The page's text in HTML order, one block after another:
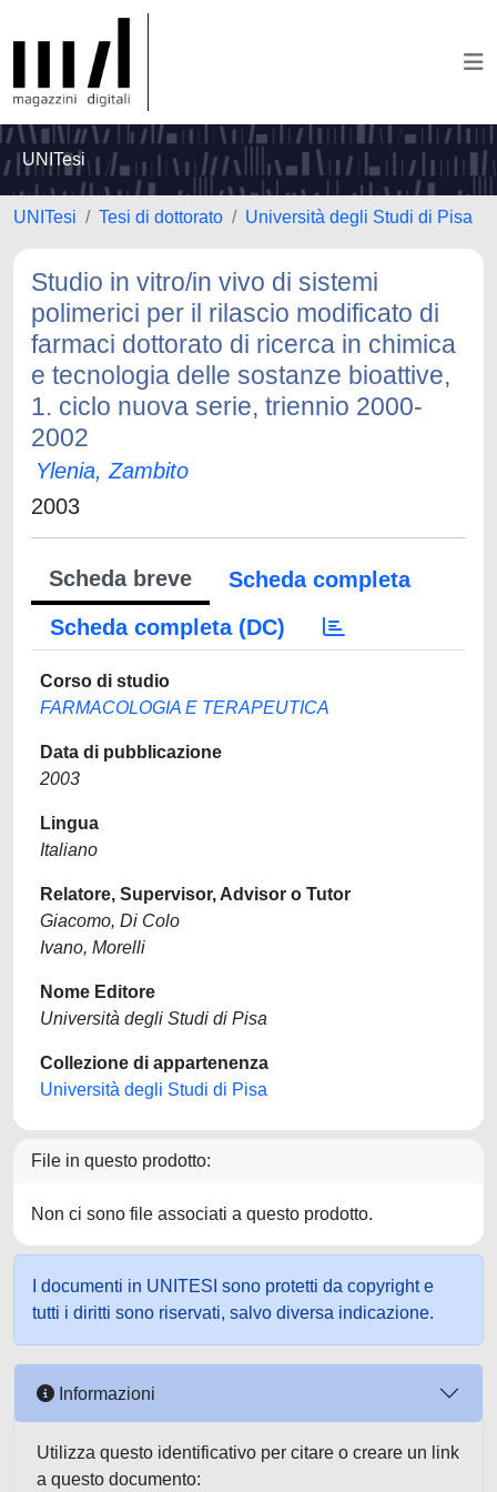
UNITesi
UNITesi Tesi di dottorato Università degli Studi di Pisa
Studio in vitro/in vivo di sistemi
polimerici per il rilascio modificato di
farmaci dottorato di ricerca in chimica
e tecnologia delle sostanze bioattive,
1. ciclo nuova serie, triennio 2000-
2002
Ylenia, Zambito
2003
Scheda breve
Scheda completa
Scheda completa (DC)
Corso di studio
FARMACOLOGIA E TERAPEUTICA
Data di pubblicazione
2003
Lingua
Italiano
Relatore, Supervisor, Advisor o Tutor
Giacomo, Di Colo
Ivano, Morelli
Nome Editore
Università degli Studi di Pisa
Collezione di appartenenza
Università degli Studi di Pisa
File in questo prodotto:
Non ci sono file associati a questo prodotto.
I documenti in UNITESI sono protetti da copyright e
tutti i diritti sono riservati, salvo diversa indicazione.
Informazioni
Utilizza questo identificativo per citare o creare un link
a questo documento: